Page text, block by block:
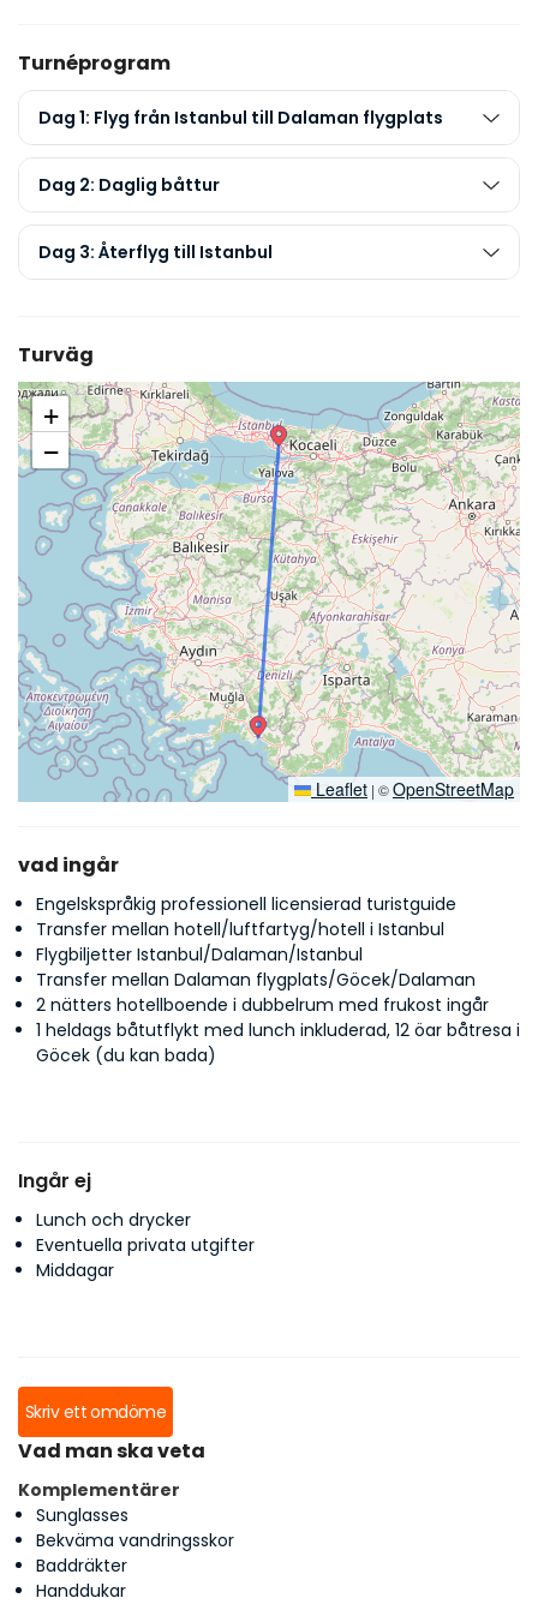
Turnéprogram
Dag 1: Flyg från Istanbul till Dalaman flygplats
Dag 2: Daglig båttur
Dag 3: Återflyg till Istanbul
Turväg
+
−
Leaflet | ©OpenStreetMap
vad ingår
Engelskspråkig professionell licensierad turistguide
Transfer mellan hotell/luftfartyg/hotell i Istanbul
Flygbiljetter Istanbul/Dalaman/Istanbul
Transfer mellan Dalaman flygplats/Göcek/Dalaman
2 nätters hotellboende i dubbelrum med frukost ingår
1 heldags båtutflykt med lunch inkluderad, 12 öar båtresa i
Göcek (du kan bada)
Ingår ej
Lunch och drycker
Eventuella privata utgifter
Middagar
Skriv ett omdöme
Vad man ska veta
Komplementärer
Sunglasses
Bekväma vandringsskor
Baddräkter
Handdukar